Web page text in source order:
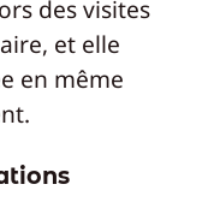
des visites
et elle
en même